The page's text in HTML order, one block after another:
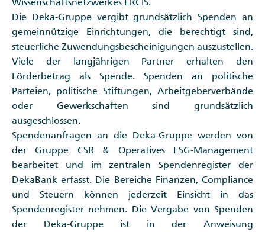
Die Deka-Gruppe vergibt grundsätzlich Spenden an
gemeinnützige Einrichtungen, die berechtigt sind,
steuerliche Zuwendungsbescheinigungen auszustellen.
Viele der langjährigen Partner erhalten den
Förderbetrag als Spende. Spenden an politische
Parteien, politische Stiftungen, Arbeitgeberverbände
oder Gewerkschaften sind grundsätzlich
ausgeschlossen.
Spendenanfragen an die Deka-Gruppe werden von
der Gruppe CSR & Operatives ESG-Management
bearbeitet und im zentralen Spendenregister der
DekaBank erfasst. Die Bereiche Finanzen, Compliance
und Steuern können jederzeit Einsicht in das
Spendenregister nehmen. Die Vergabe von Spenden
der Deka-Gruppe ist in der Anweisung